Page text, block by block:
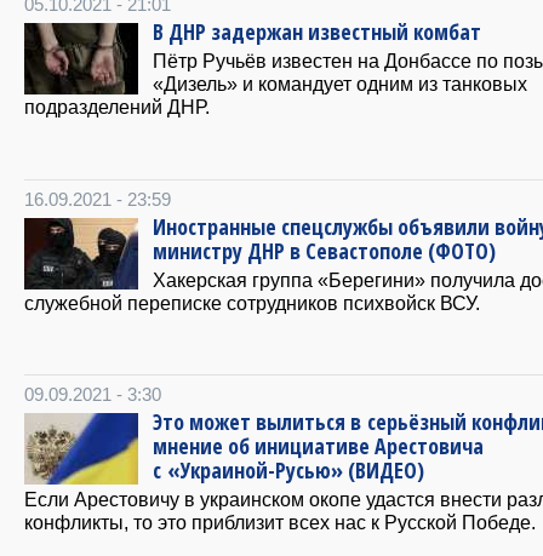
05.10.2021 - 21:01
В ДНР задержан известный комбат
Пётр Ручьёв известен на Донбассе по
«Дизель» и командует одним из танковых
подразделений ДНР.
16.09.2021 - 23:59
Иностранные спецслужбы объявили
министру ДНР в Севастополе (ФОТО)
Хакерская группа «Берегини» получила
служебной переписке сотрудников психвойск ВСУ.
09.09.2021 - 3:30
Это может вылиться в серьёзный
мнение об инициативе Арестовича
с «Украиной-Русью» (ВИДЕО)
Если Арестовичу в украинском окопе удастся внести
конфликты, то это приблизит всех нас к Русской Победе.